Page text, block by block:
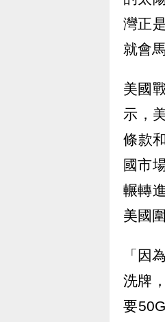
灣正
就會
美國
示，
條款
國市
輾轉
美國
「因
洗牌
要